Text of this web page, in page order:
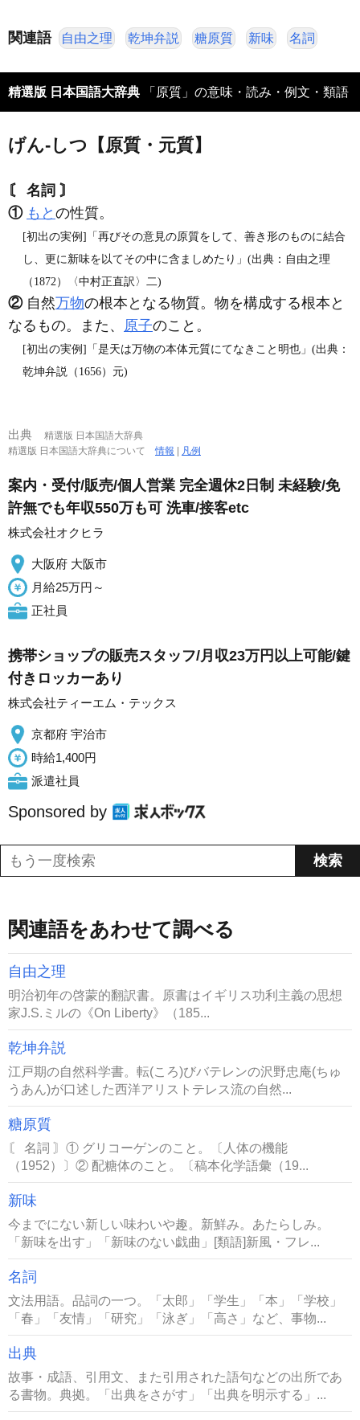
関連語 自由之理 乾坤弁説 糖原質 新味 名詞
精選版 日本国語大辞典 「原質」の意味・読み・例文・類語
げん‐しつ【原質・元質】
〘 名詞 〙
① もと の性質。
[初出の実例]「再びその意見の原質をして、善き形のものに結合
し、更に新味を以てその中に含ましめたり」(出典：自由之理
（1872）〈中村正直訳〉二)
②自然万物の根本となる物質。物を構成する根本と
なるもの。また、 原子のこと。
[初出の実例]「是天は万物の本体元質にてなきこと明也」(出典：
乾坤弁説（1656）元)
出典
精選版 日本国語大辞典
精選版 日本国語大辞典について情報 | 凡例
案内・受付/販売/個人営業 完全週休2日制 未経験/免
許無でも年収550万も可 洗車/接客etc
株式会社オクヒラ
大阪府 大阪市
月給25万円～
正社員
携帯ショップの販売スタッフ/月収23万円以上可能/鍵
付きロッカーあり
株式会社ティーエム・テックス
京都府 宇治市
時給1,400円
派遣社員
Sponsored by
関連語をあわせて調べる
自由之理
明治初年の啓蒙的翻訳書。原書はイギリス功利主義の思想
家J.S.ミルの《On Liberty》（185...
乾坤弁説
江戸期の自然科学書。転(ころ)びバテレンの沢野忠庵(ちゅ
うあん)が口述した西洋アリストテレス流の自然...
糖原質
〘 名詞 〙① グリコーゲンのこと。〔人体の機能
（1952）〕② 配糖体のこと。〔稿本化学語彙（19...
新味
今までにない新しい味わいや趣。新鮮み。あたらしみ。
「新味を出す」「新味のない戯曲」[類語]新風・フレ...
名詞
文法用語。品詞の一つ。「太郎」「学生」「本」「学校」
「春」「友情」「研究」「泳ぎ」「高さ」など、事物...
出典
故事・成語、引用文、また引用された語句などの出所であ
る書物。典拠。「出典をさがす」「出典を明示する」...